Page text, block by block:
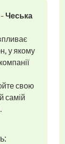
Чеська
у якому
свою
самій